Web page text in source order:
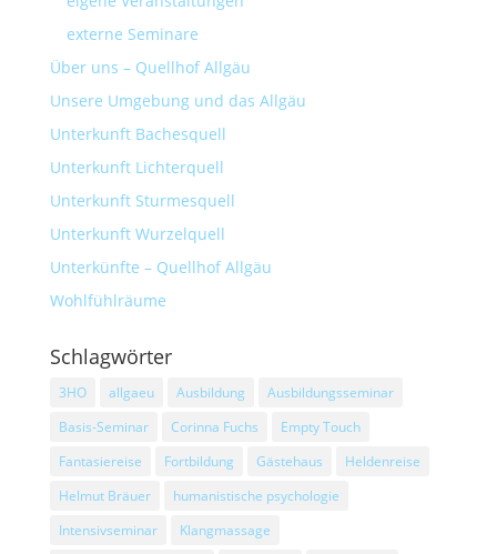
externe Seminare
Über uns – Quellhof Allgäu
Unsere Umgebung und das Allgäu
Unterkunft Bachesquell
Unterkunft Lichterquell
Unterkunft Sturmesquell
Unterkunft Wurzelquell
Unterkünfte – Quellhof Allgäu
Wohlfühlräume
Schlagwörter
3HO allgaeu Ausbildung
Ausbildungsseminar
Basis-Seminar
Corinna Fuchs
Empty Touch
Fantasiereise
Fortbildung Gästehaus
Heldenreise
Helmut Bräuer
humanistische psychologie
Intensivseminar
Klangmassage